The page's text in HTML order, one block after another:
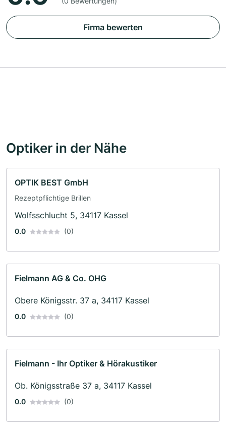
Firma bewerten
Optiker in der Nähe
OPTIK BEST GmbH
Rezeptpflichtige Brillen
Wolfsschlucht 5, 34117 Kassel
0.0 (0)
Fielmann AG & Co. OHG
Obere Königsstr. 37 a, 34117 Kassel
0.0 (0)
Fielmann - Ihr Optiker & Hörakustiker
Ob. Königsstraße 37 a, 34117 Kassel
0.0 (0)